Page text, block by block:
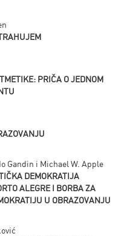
PRIČA O JEDNOM
Gandin i Michael W. Apple
DEMOKRATIJA
ALEGRE I BORBA ZA
U OBRAZOVANJU